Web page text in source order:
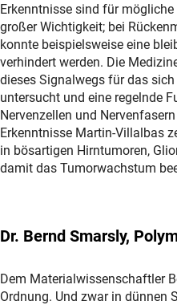
Erkenntnisse sind für
großer Wichtigkeit; bei
konnte beispielsweise eine
verhindert werden. Die
dieses Signalwegs für das
untersucht und eine regelnde
Nervenzellen und
Erkenntnisse Martin-Villalbas
in bösartigen Hirntumoren,
damit das Tumorwachstum
Dr. Bernd Smarsly,
Dem Materialwissenschaftler
Ordnung. Und zwar in dünnen